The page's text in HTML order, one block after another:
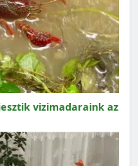
vizimadaraink az